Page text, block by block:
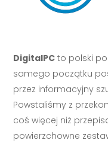
DigitalPC to polski
samego początku
przez informacyjny
Powstaliśmy z
coś więcej niż
powierzchowne